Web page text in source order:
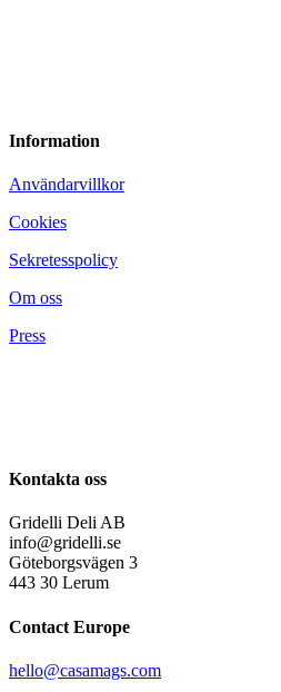
Information
Användarvillkor
Cookies
Sekretesspolicy
Om oss
Press
Kontakta oss
Gridelli Deli AB
info@gridelli.se
Göteborgsvägen 3
443 30 Lerum
Contact Europe
hello@casamags.com